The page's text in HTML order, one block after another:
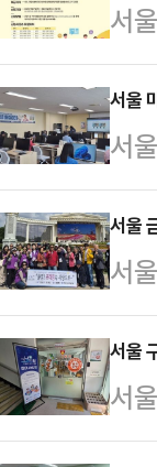
서
의
보
별
용
대
에
체‧
서울
서
강
18
계
이
만
활
서울
서
고
지
가
높
서울
서
러